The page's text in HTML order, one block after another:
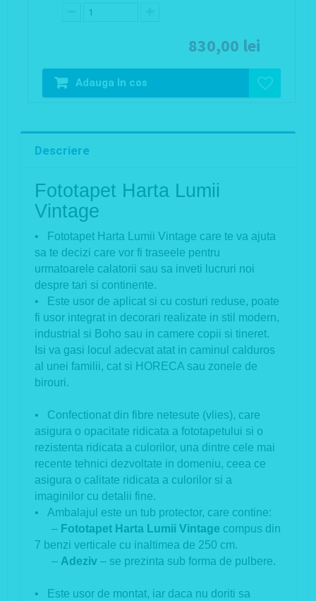
830,00 lei
Adauga In cos
Descriere
Fototapet Harta Lumii
Vintage
• Fototapet Harta Lumii Vintage care te va ajuta
sa te decizi care vor fi traseele pentru
urmatoarele calatorii sau sa inveti lucruri noi
despre tari si continente.
• Este usor de aplicat si cu costuri reduse, poate
fi usor integrat in decorari realizate in stil modern,
industrial si Boho sau in camere copii si tineret.
Isi va gasi locul adecvat atat in caminul calduros
al unei familii, cat si HORECA sau zonele de
birouri.
• Confectionat din fibre netesute (vlies), care
asigura o opacitate ridicata a fototapetului si o
rezistenta ridicata a culorilor, una dintre cele mai
recente tehnici dezvoltate in domeniu, ceea ce
asigura o calitate ridicata a culorilor si a
imaginilor cu detalii fine.
• Ambalajul este un tub protector, care contine:
– Fototapet Harta Lumii Vintage compus din
7 benzi verticale cu inaltimea de 250 cm.
– Adeziv – se prezinta sub forma de pulbere.
• Este usor de montat, iar daca nu doriti sa